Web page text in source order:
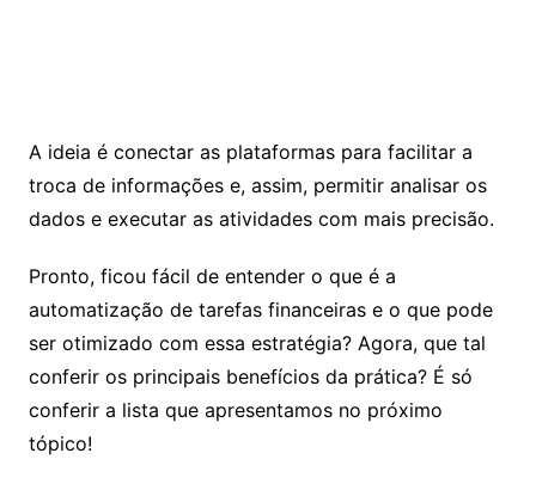
A ideia é conectar as plataformas para facilitar a
troca de informações e, assim, permitir analisar os
dados e executar as atividades com mais precisão.
Pronto, ficou fácil de entender o que é a
automatização de tarefas financeiras e o que pode
ser otimizado com essa estratégia? Agora, que tal
conferir os principais benefícios da prática? É só
conferir a lista que apresentamos no próximo
tópico!